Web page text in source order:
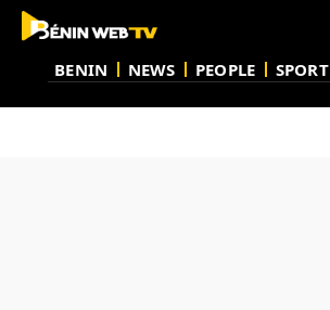
BENIN NEWS PEOPLE SPORT